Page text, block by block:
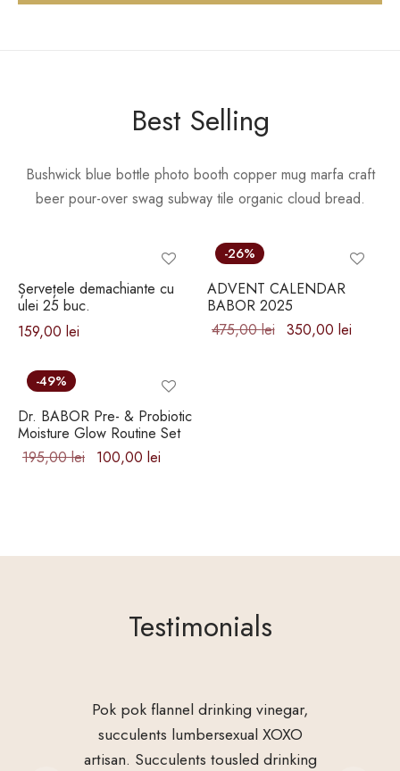
Best Selling
Bushwick blue bottle photo booth copper mug marfa craft
beer pour-over swag subway tile organic cloud bread.
Șervețele demachiante cu
ulei 25 buc.
159,00 lei
-26%
ADVENT CALENDAR
BABOR 2025
475,00lei Prețul inițial
350,00 lei
-49%
Dr. BABOR Pre- & Probiotic
Moisture Glow Routine Set
195,00lei
Prețul
100,00 lei
Testimonials
Pok pok flannel drinking vinegar,
succulents lumbersexual XOXO
artisan. Succulents tousled drinking